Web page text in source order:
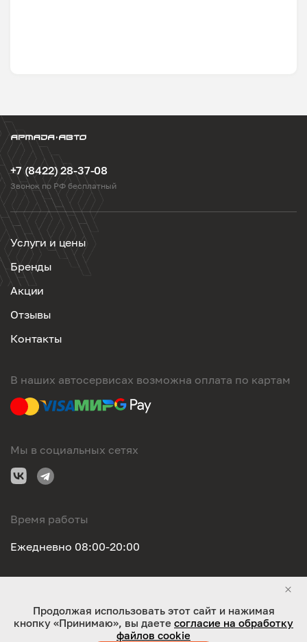
+7 (8422) 28-37-08
Звонок по РФ бесплатный
Услуги и цены
Бренды
Акции
Отзывы
Контакты
В наших автосервисах возможна оплата по картам
Мы в социальных сетях
Время работы
Ежедневно 08:00-20:00
ООО "Оригинал-сервис". Все права защищены 2026
Продолжая использовать этот сайт и нажимая
кнопку «Принимаю», вы даете согласие на обработку
файлов cookie